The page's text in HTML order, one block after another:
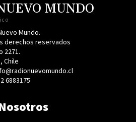
MUNDO
Mundo.
derechos reservados
2271.
Chile
6883175